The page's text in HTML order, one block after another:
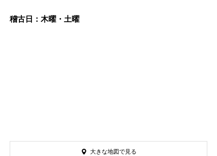
稽古日：木曜・土曜
大きな地図で見る